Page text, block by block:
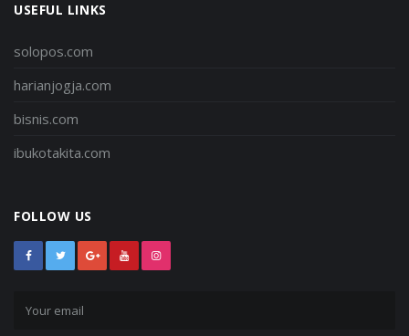
USEFUL LINKS
solopos.com
harianjogja.com
bisnis.com
ibukotakita.com
FOLLOW US